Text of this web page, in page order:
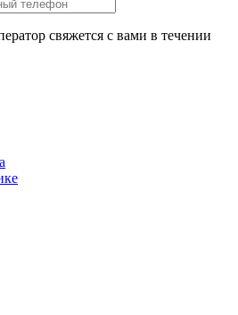
свяжется с вами в течении